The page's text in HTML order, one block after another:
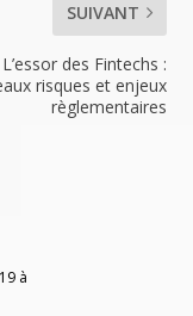
SUIVANT
L’essor des Fintechs :
risques et enjeux
règlementaires
à